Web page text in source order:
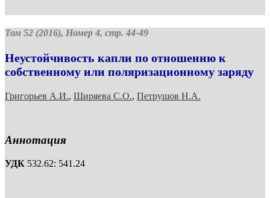
Том 52 (2016), Номер 4, стр. 44-49
Неустойчивость капли по отношению к
собственному или поляризационному заряду
Григорьев А.И., Ширяева С.О., Петрушов Н.А.
Аннотация
УДК 532.62: 541.24